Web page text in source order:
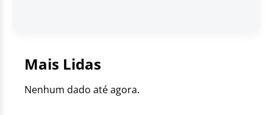
Mais Lidas
Nenhum dado até agora.